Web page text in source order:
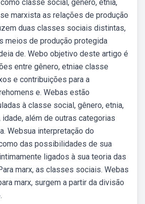
classe social, gênero, etnia,
marxista as relações de produção
duas classes sociais distintas,
meios de produção protegida
de. Webo objetivo deste artigo é
entre gênero, etniae classe
e contribuições para a
e. Webas estão
à classe social, gênero, etnia,
idade, além de outras categorias
Websua interpretação do
das possibilidades de sua
ligados à sua teoria das
marx, as classes sociais. Webas
marx, surgem a partir da divisão